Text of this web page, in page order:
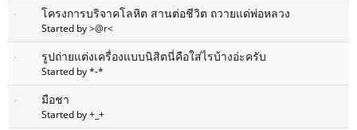
โครงการบริจาคโลหิต สานต่อชีวิต ถวายแด่พ่อหลวง
Started by>@r<
รูปถ่ายแต่งเครื่องแบบนิสิตนี่คือใส่ไรบ้างอ่ะครับ
Started by *-*
มือชา
Started by +_+